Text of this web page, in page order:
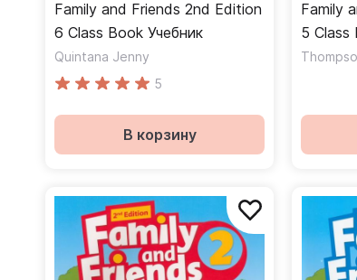
Family and Friends 2nd Edition
6 Class Book Учебник
Quintana Jenny
5
В корзину
Family